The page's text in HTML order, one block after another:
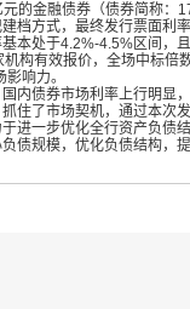
的金融债券（债券简称：
档方式，最终发行票面利
本处于4.2%-4.5%区间，
机构有效报价，全场中标倍
响力。
债券市场利率上行明显
住了市场契机，通过本次
进一步优化全行资产负债
债规模，优化负债结构，